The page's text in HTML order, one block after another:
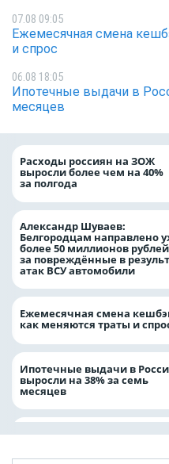
07.08 09:05
Ежемесячная смена
и спрос
06.08 18:05
Ипотечные выдачи в
месяцев
Расходы россиян на ЗОЖ
выросли более чем на 40%
за полгода
Александр Шуваев:
Белгородцам направлено
более 50 миллионов рублей
за повреждённые в
атак ВСУ автомобили
Ежемесячная смена
как меняются траты и
Ипотечные выдачи в
выросли на 38% за семь
месяцев